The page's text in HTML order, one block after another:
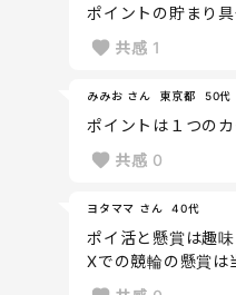
ポイントの貯まり具
共感 1
みみお さん 東京都 50代
ポイントは１つの
共感 0
ヨタママ さん 40代
ポイ活と懸賞は趣
Xでの競輪の懸賞は